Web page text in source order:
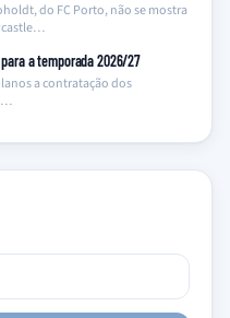
do FC Porto, não se mostra
a temporada 2026/27
a contratação dos